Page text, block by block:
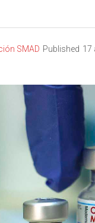
SMAD Published 17